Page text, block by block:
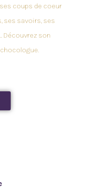
ses coups de coeur
ses savoirs, ses
son